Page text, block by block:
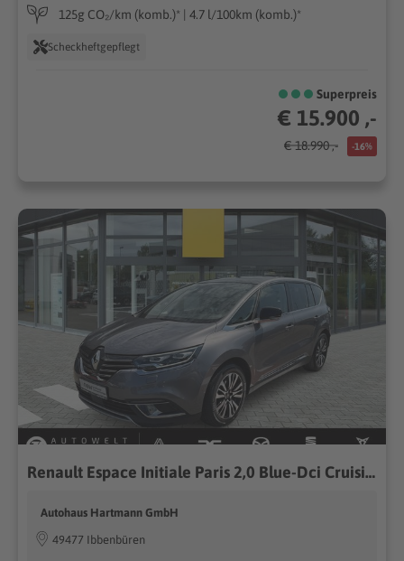
125g CO₂/km (komb.)* | 4.7 l/100km (komb.)*
Scheckheftgepflegt
Superpreis
€ 15.900 ,-
€ 18.990 ,- -16%
Renault Espace Initiale Paris 2,0 Blue-Dci Cruising-Pak.
Autohaus Hartmann GmbH
49477 Ibbenbüren